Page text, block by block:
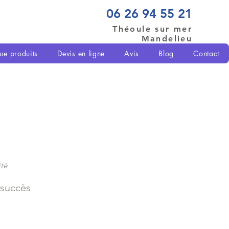
06 26 94 55 21
Théoule sur mer
Mandelieu
produits
Devis en ligne Avis Blog Contact